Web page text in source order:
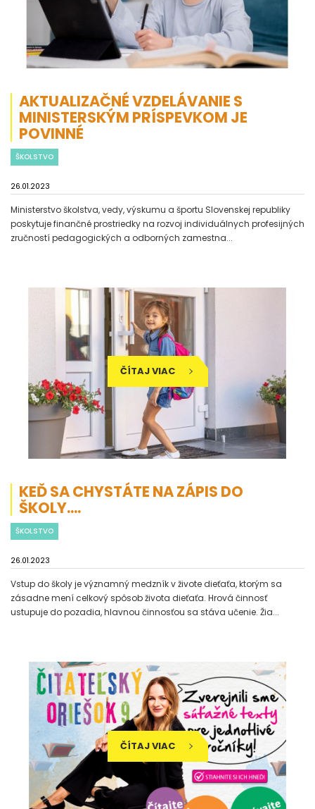
AKTUALIZAČNÉ VZDELÁVANIE S
MINISTERSKÝM PRÍSPEVKOM JE
POVINNÉ
ŠKOLSTVO
26.01.2023
Ministerstvo školstva, vedy, výskumu a športu Slovenskej republiky
poskytuje finančné prostriedky na rozvoj individuálnych profesijných
zručností pedagogických a odborných zamestna...
ČÍTAJ VIAC
KEĎ SA CHYSTÁTE NA ZÁPIS DO
ŠKOLY....
ŠKOLSTVO
26.01.2023
Vstup do školy je významný medzník v živote dieťaťa, ktorým sa
zásadne mení celkový spôsob života dieťaťa. Hrová činnosť
ustupuje do pozadia, hlavnou činnosťou sa stáva učenie. Žia...
ČÍTAJ VIAC